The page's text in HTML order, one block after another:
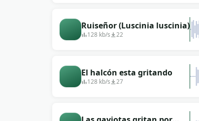
Ruiseñor (Luscinia luscinia)
128 kb/s 22
El halcón esta gritando
128 kb/s 27